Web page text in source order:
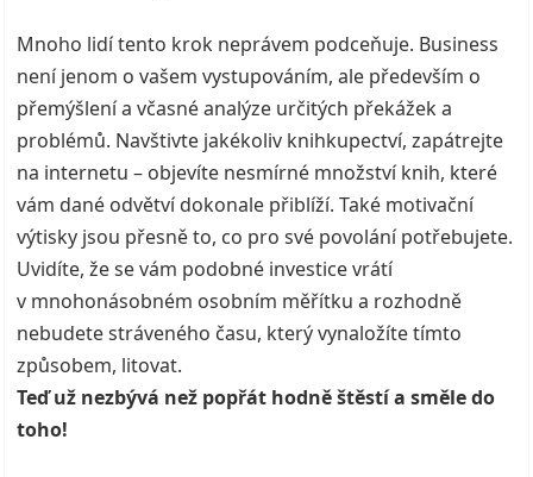
Mnoho lidí tento krok neprávem podceňuje. Business
není jenom o vašem vystupováním, ale především o
přemýšlení a včasné analýze určitých překážek a
problémů. Navštivte jakékoliv knihkupectví, zapátrejte
na internetu – objevíte nesmírné množství knih, které
vám dané odvětví dokonale přiblíží. Také motivační
výtisky jsou přesně to, co pro své povolání potřebujete.
Uvidíte, že se vám podobné investice vrátí
v mnohonásobném osobním měřítku a rozhodně
nebudete stráveného času, který vynaložíte tímto
způsobem, litovat.
Teď už nezbývá než popřát hodně štěstí a směle do
toho!